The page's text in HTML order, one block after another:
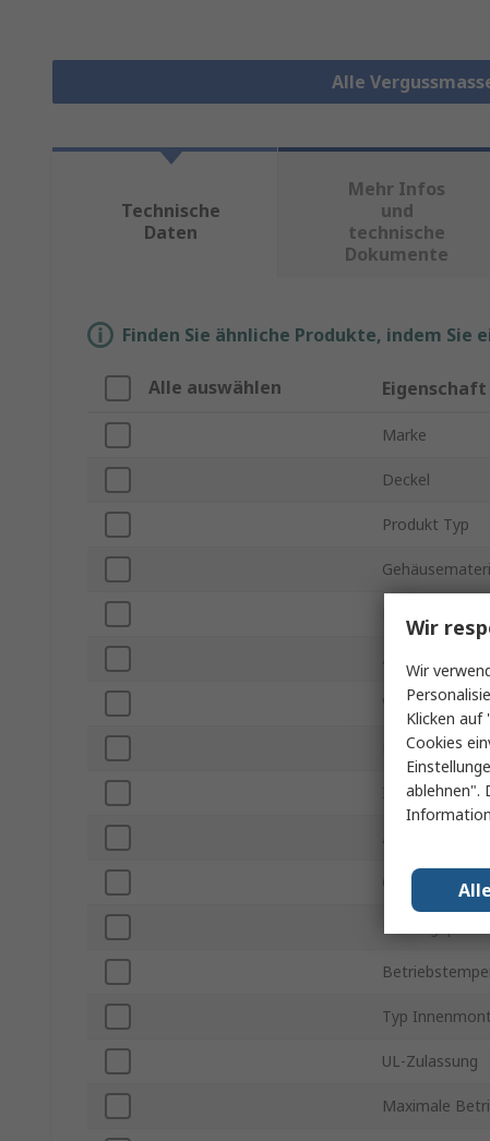
Alle
Technische
Daten
Mehr Infos
und
technische
Dokumente
Finden Sie ähnliche Produkte, indem Sie
Alle auswählen Eigenschaft
Marke
Deckel
Produkt Typ
Äußere Breite
Wandstärke
Farbe
IP-Schutzart
Äußere Höhe
Oberfächen
Typ
UL-Zulassung
Maximale
Wir
Wir
Klicken auf
Cookies
ablehnen".